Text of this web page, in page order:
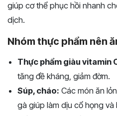
giúp cơ thể phục hồi nhanh
dịch.
Nhóm thực phẩm nên
Thực phẩm giàu vitamin
tăng đề kháng, giảm đờm.
Súp, cháo: Các món ăn
gà giúp làm dịu cổ họng